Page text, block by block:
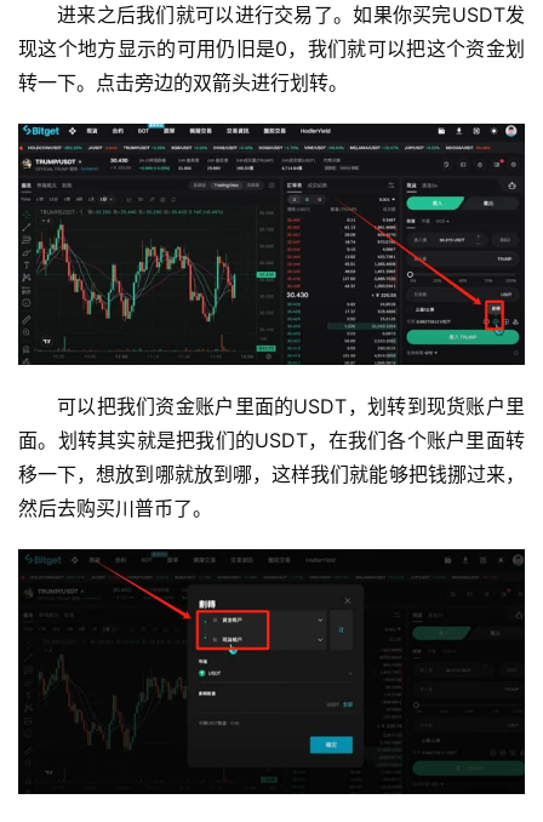
进来之后我们就可以进行交易了。如果你买完USDT发
现这个地方显示的可用仍旧是0，我们就可以把这个资金划
转一下。点击旁边的双箭头进行划转。
可以把我们资金账户里面的USDT，划转到现货账户里
面。划转其实就是把我们的USDT，在我们各个账户里面转
移一下，想放到哪就放到哪，这样我们就能够把钱挪过来，
然后去购买川普币了。